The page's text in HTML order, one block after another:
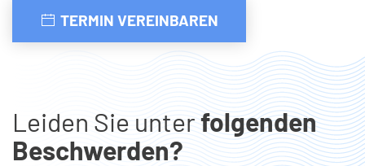
TERMIN VEREINBAREN
Leiden Sie unterfolgenden
Beschwerden?